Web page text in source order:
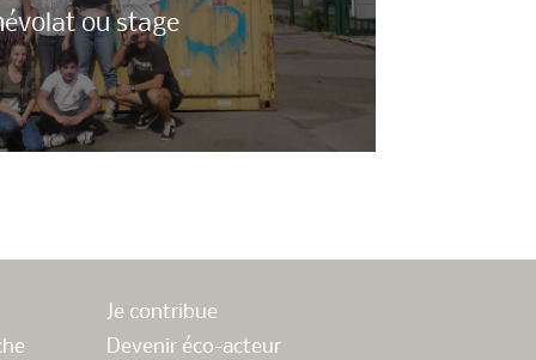
ou stage
Je contribue
Devenir éco-acteur